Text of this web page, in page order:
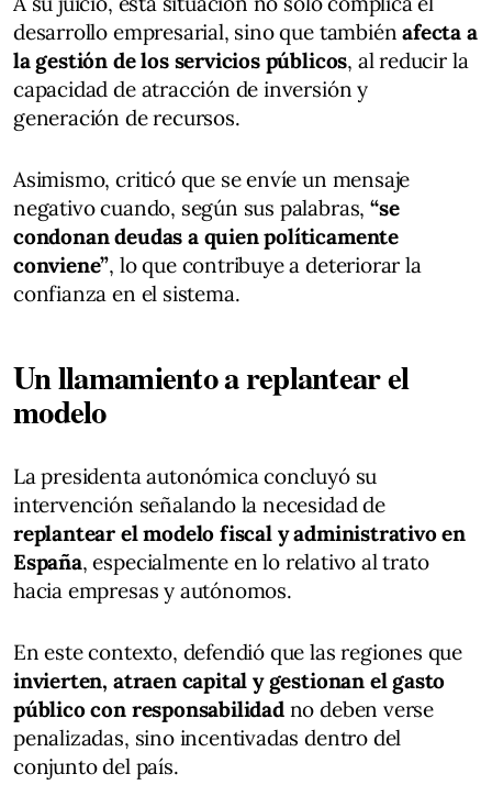
desarrollo empresarial, sino que tambiénafecta a
la gestión de los servicios públicos, al reducir la
capacidad de atracción de inversión y
generación de recursos.
Asimismo, criticó que se envíe un mensaje
negativo cuando, según sus palabras, “se
condonan deudas a quien políticamente
conviene”, lo que contribuye a deteriorar la
confianza en el sistema.
Un llamamiento a replantear el
modelo
La presidenta autonómica concluyó su
intervención señalando la necesidad de
replantear el modelo fiscal y administrativo en
España, especialmente en lo relativo al trato
hacia empresas y autónomos.
En este contexto, defendió que las regiones que
invierten, atraen capital y gestionan el gasto
público con responsabilidadno deben verse
penalizadas, sino incentivadas dentro del
conjunto del país.